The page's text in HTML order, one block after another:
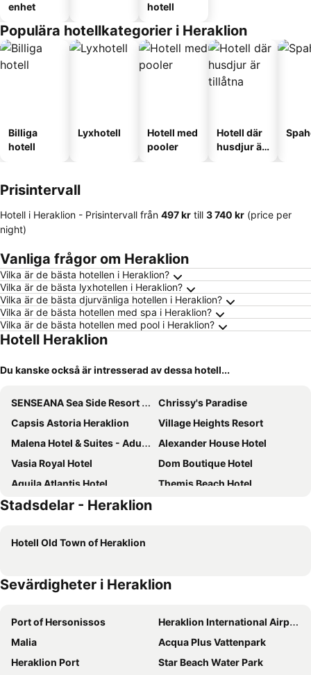
enhet
hotell
Populära hotellkategorier i Heraklion
Billiga
hotell
Lyxhotell
Hotell med
pooler
Hotell där
husdjur är
Prisintervall
Hotell i Heraklion - Prisintervall från ‎497 kr till ‎3 740 kr (price per
night)
Vanliga frågor om Heraklion
Vilka är de bästa hotellen i Heraklion?
Vilka är de bästa lyxhotellen i Heraklion?
Vilka är de bästa djurvänliga hotellen i Heraklion?
Vilka är de bästa hotellen med spa i Heraklion?
Vilka är de bästa hotellen med pool i Heraklion?
Hotell Heraklion
Du kanske också är intresserad av dessa hotell...
SENSEANA Sea Side Resort & Aquadventure
Chrissy's Paradise
Capsis Astoria Heraklion
Village Heights Resort
Malena Hotel & Suites - Adults Only by Omilos Hotels
Alexander House Hotel
Vasia Royal Hotel
Dom Boutique Hotel
Aquila Atlantis Hotel
Themis Beach Hotel
The Island Hotel
Hotel Tsagarakis Beach
St. Constantin Hotel
Zeus Hotels Neptuno Beach
Panorama Village Hotel
Galaxy Hotel Iraklio
Lato Boutique Hotel
Aetovigla Guesthouse
Nikolas Villas
Diogenis Blue Palace
Stadsdelar - Heraklion
Hotell Old Town of Heraklion
Sevärdigheter i Heraklion
Port of Hersonissos
Heraklion International Airport
Malia
Acqua Plus Vattenpark
Heraklion Port
Star Beach Water Park